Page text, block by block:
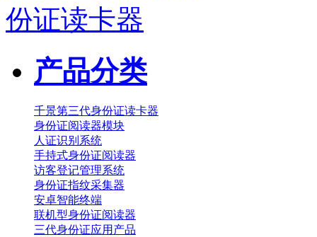
产品分类
千景第三代身份证读卡器
身份证阅读器模块
人证识别系统
手持式身份证阅读器
访客登记管理系统
身份证指纹采集器
安卓智能终端
联机型身份证阅读器
三代身份证应用产品